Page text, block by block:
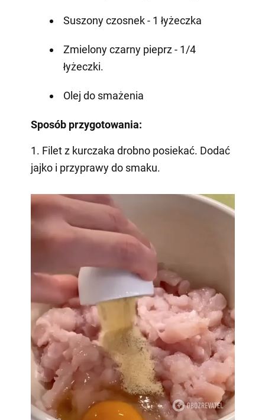
Suszony czosnek - 1 łyżeczka
Zmielony czarny pieprz - 1/4
łyżeczki.
Olej do smażenia
Sposób przygotowania:
1. Filet z kurczaka drobno posiekać. Dodać
jajko i przyprawy do smaku.